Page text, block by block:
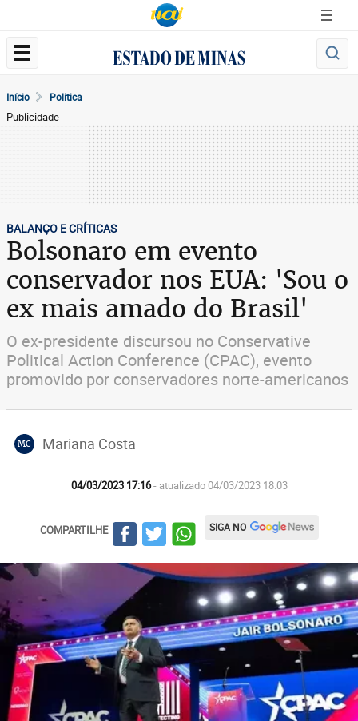
Início Politica
Publicidade
BALANÇO E CRÍTICAS
Bolsonaro em evento
conservador nos EUA: 'Sou o
ex mais amado do Brasil'
O ex-presidente discursou no Conservative
Political Action Conference (CPAC), evento
promovido por conservadores norte-americanos
MC Mariana Costa
04/03/2023 17:16- atualizado 04/03/2023 18:03
COMPARTILHE SIGA NO